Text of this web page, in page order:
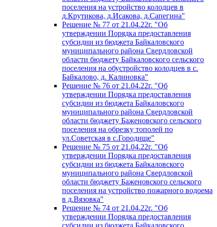
поселения на устройство колодцев в
д.Крутикова, д.Исакова, д.Сапегина"
Решение № 77 от 21.04.22г. "Об
утверждении Порядка предоставления
субсидии из бюджета Байкаловского
муниципального района Свердловской
области бюджету Байкаловского сельского
поселения на обустройство колодцев в с.
Байкалово, д. Калиновка"
Решение № 76 от 21.04.22г. "Об
утверждении Порядка предоставления
субсидии из бюджета Байкаловского
муниципального района Свердловской
области бюджету Баженовского сельского
поселения на обрезку тополей по
ул.Советская в с.Городище"
Решение № 75 от 21.04.22г. "Об
утверждении Порядка предоставления
субсидии из бюджета Байкаловского
муниципального района Свердловской
области бюджету Баженовского сельского
поселения на устройство пожарного водоема
в д.Вязовка"
Решение № 74 от 21.04.22г. "Об
утверждении Порядка предоставления
субсидии из бюджета Байкаловского